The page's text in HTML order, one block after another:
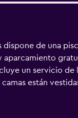
dispone de una
aparcamiento
un servicio
están
frigorífico y
televisión de